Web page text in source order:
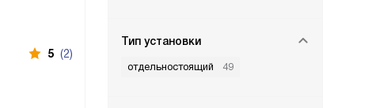
Тип установки
отдельностоящий 49
5 (2)